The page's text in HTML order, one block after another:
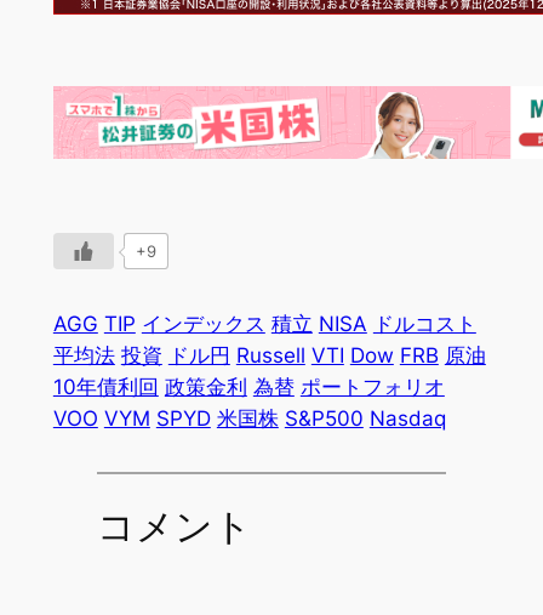
+9
AGG TIP インデックス 積立 NISA ドルコスト
平均法 投資 ドル円 Russell VTI Dow FRB 原油
10年債利回 政策金利 為替 ポートフォリオ
VOO VYM SPYD 米国株 S&P500 Nasdaq
コメント